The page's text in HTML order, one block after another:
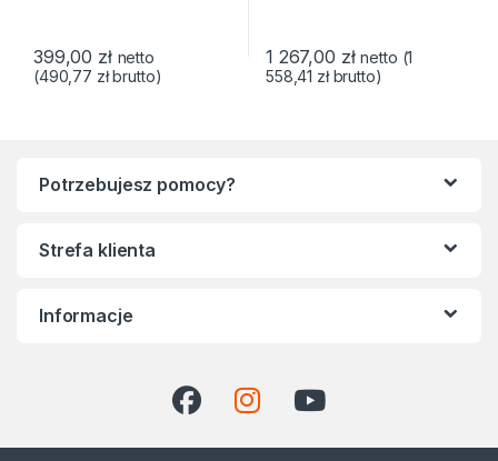
399,00 zł netto
(490,77 złbrutto)
1 267,00 zł netto (1
558,41 złbrutto)
Potrzebujesz pomocy?
Strefa klienta
Informacje